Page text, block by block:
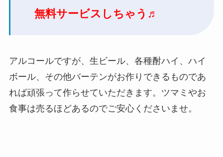
無料サービスしちゃう♬
アルコールですが、生ビール、各種酎ハイ、ハイ
ボール、その他バーテンがお作りできるものであ
れば頑張って作らせていただきます。ツマミやお
食事は売るほどあるのでご安心くださいませ。